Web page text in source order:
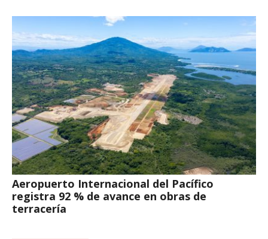
Aeropuerto Internacional del Pacífico
registra 92 % de avance en obras de
terracería